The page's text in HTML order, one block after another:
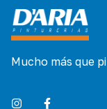
Mucho más que